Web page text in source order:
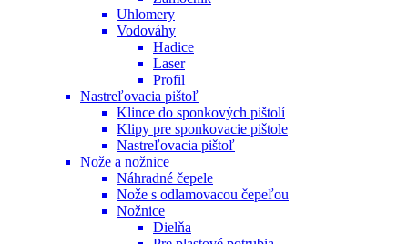
Uhlomery
Vodováhy
Hadice
Laser
Profil
Nastreľovacia pištoľ
Klince do sponkových pištolí
Klipy pre sponkovacie pištole
Nastreľovacia pištoľ
Nože a nožnice
Náhradné čepele
Nože s odlamovacou čepeľou
Nožnice
Dielňa